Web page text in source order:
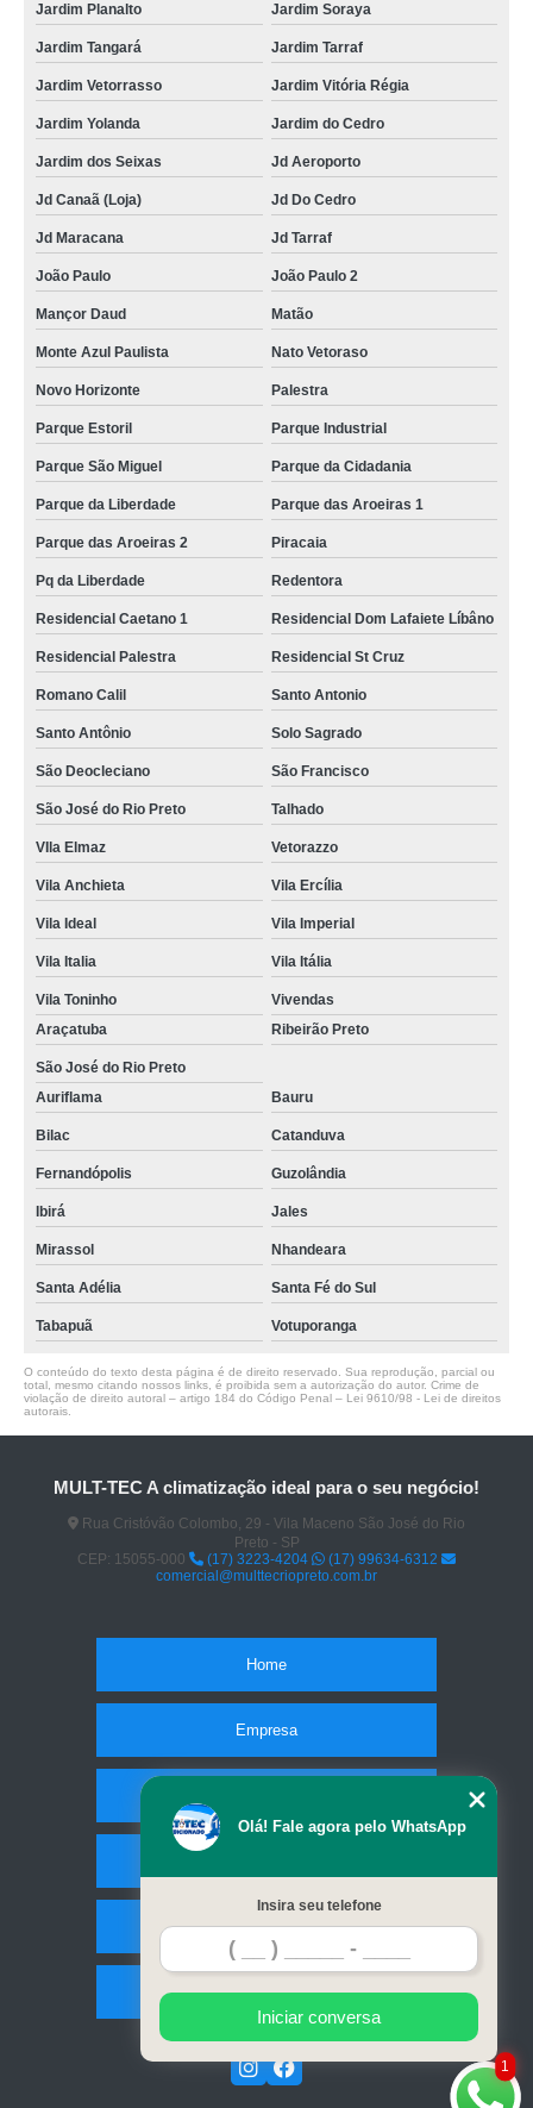
Jardim Planalto Jardim Soraya
Jardim Tangará Jardim Tarraf
Jardim Vetorrasso Jardim Vitória Régia
Jardim Yolanda Jardim do Cedro
Jardim dos Seixas Jd Aeroporto
Jd Canaã (Loja) Jd Do Cedro
Jd Maracana Jd Tarraf
João Paulo João Paulo 2
Mançor Daud Matão
Monte Azul Paulista Nato Vetoraso
Novo Horizonte Palestra
Parque Estoril Parque Industrial
Parque São Miguel Parque da Cidadania
Parque da Liberdade Parque das Aroeiras 1
Parque das Aroeiras 2 Piracaia
Pq da Liberdade Redentora
Residencial Caetano 1 Residencial Dom Lafaiete Líbâno
Residencial Palestra Residencial St Cruz
Romano Calil Santo Antonio
Santo Antônio Solo Sagrado
São Deocleciano São Francisco
São José do Rio Preto Talhado
VIla Elmaz Vetorazzo
Vila Anchieta Vila Ercília
Vila Ideal Vila Imperial
Vila Italia Vila Itália
Vila Toninho
Vivendas
Araçatuba
Ribeirão Preto
São José do Rio Preto
Auriflama
Bauru
Bilac Catanduva
Fernandópolis Guzolândia
Ibirá Jales
Mirassol Nhandeara
Santa Adélia Santa Fé do Sul
Tabapuã Votuporanga
O conteúdo do texto desta página é de direito reservado. Sua reprodução, parcial ou
total, mesmo citando nossos links, é proibida sem a autorização do autor. Crime de
violação de direito autoral – artigo 184 do Código Penal – Lei 9610/98 - Lei de direitos
autorais
MULT-TEC A climatização ideal para o seu negócio!
Rua Cristóvão Colombo, 29 - Vila Maceno São José do Rio
Preto - SP
CEP: 15055-000
(17) 3223-4204
(17) 99634-6312
comercial@multtecriopreto.com.br
Home
Empresa
Contato
Mapa do site
1
Olá! Fale agora pelo WhatsApp
Insira seu telefone
Iniciar conversa